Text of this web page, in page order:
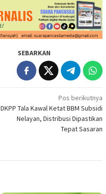
SEBARKAN
Pos berikutnya
DKPP Tala Kawal Ketat BBM Subsidi
Nelayan, Distribusi Dipastikan
Tepat Sasaran